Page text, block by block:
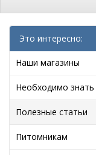
Это интересно:
Наши магазины
Необходимо знать
Полезные статьи
Питомникам